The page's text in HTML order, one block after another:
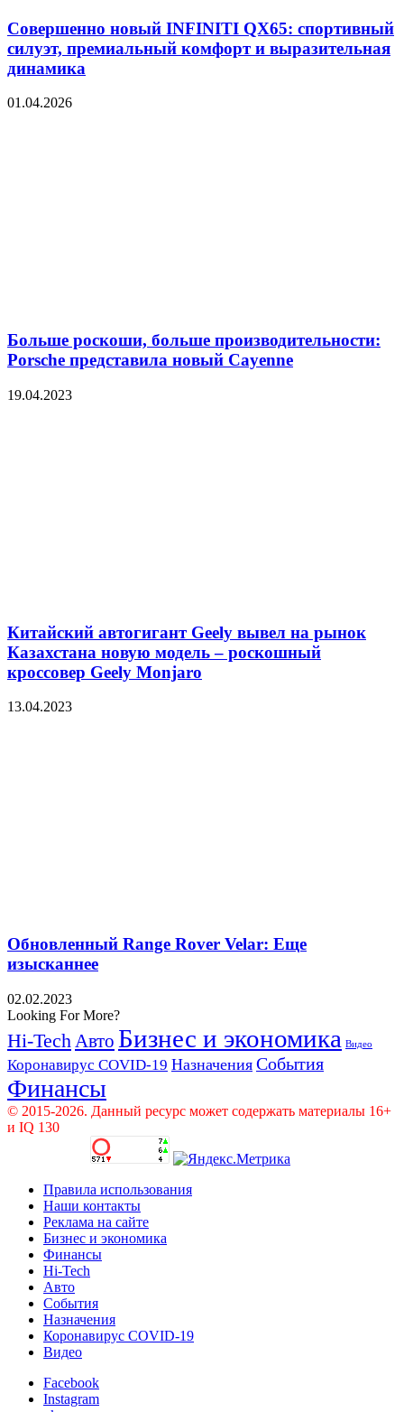
Совершенно новый INFINITI QX65: спортивный
силуэт, премиальный комфорт и выразительная
динамика
01.04.2026
Больше роскоши, больше производительности:
Porsche представила новый Cayenne
19.04.2023
Китайский автогигант Geely вывел на рынок
Казахстана новую модель – роскошный
кроссовер Geely Monjaro
13.04.2023
Обновленный Range Rover Velar: Еще
изысканнее
02.02.2023
Looking For More?
Hi-Tech Авто Бизнес и экономика Видео
Коронавирус COVID-19 Назначения События
Финансы
© 2015-2026. Данный ресурс может содержать материалы 16+
и IQ 130
Правила использования
Наши контакты
Реклама на сайте
Бизнес и экономика
Финансы
Hi-Tech
Авто
События
Назначения
Коронавирус COVID-19
Видео
Facebook
Instagram